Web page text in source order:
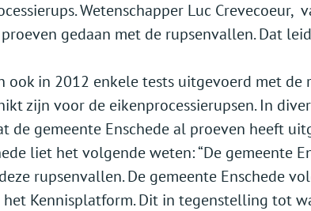
Wetenschapper Luc Crevecoeur,
gedaan met de rupsenvallen. Dat
ook in 2012 enkele tests uitgevoerd met de
zijn voor de eikenprocessierupsen. In
de gemeente Enschede al proeven heeft
liet het volgende weten: “De gemeente
rupsenvallen. De gemeente Enschede
het Kennisplatform. Dit in tegenstelling tot